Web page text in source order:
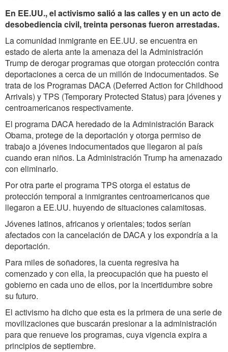
En EE.UU., el activismo salió a las calles y en un acto de
desobediencia civil, treinta personas fueron arrestadas.
La comunidad inmigrante en EE.UU. se encuentra en
estado de alerta ante la amenaza del la Administración
Trump de derogar programas que otorgan protección contra
deportaciones a cerca de un millón de indocumentados. Se
trata de los Programas DACA (Deferred Action for Childhood
Arrivals) y TPS (Temporary Protected Status) para jóvenes y
centroamericanos respectivamente.
El programa DACA heredado de la Administración Barack
Obama, protege de la deportación y otorga permiso de
trabajo a jóvenes indocumentados que llegaron al país
cuando eran niños. La Administración Trump ha amenazado
con eliminarlo.
Por otra parte el programa TPS otorga el estatus de
protección temporal a inmigrantes centroamericanos que
llegaron a EE.UU. huyendo de situaciones calamitosas.
Jóvenes latinos, africanos y orientales; todos serían
afectados con la cancelación de DACA y los expondría a la
deportación.
Para miles de soñadores, la cuenta regresiva ha
comenzado y con ella, la preocupación que ha puesto el
gobierno en cada uno de ellos, por la incertidumbre sobre
su futuro.
El activismo ha dicho que esta es la primera de una serie de
movilizaciones que buscarán presionar a la administración
para que renueve los programas, cuya vigencia expira a
principios de septiembre.